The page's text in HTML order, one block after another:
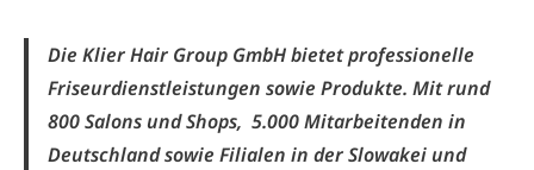
Die Klier Hair Group GmbH bietet professionelle
Friseurdienstleistungen sowie Produkte. Mit rund
800 Salons und Shops, 5.000 Mitarbeitenden in
Deutschland sowie Filialen in der Slowakei und